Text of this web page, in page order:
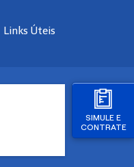
SIMULE E
CONTRATE
Links Úteis